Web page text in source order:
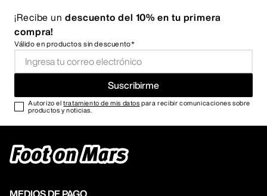
¡Recibe un descuento del 10% en tu primera
compra!
Válido en productos sin descuento*
Suscribirme
Autorizo eltratamiento de mis datos para recibir comunicaciones sobre
productos y noticias.
MEDIOS DE PAGO